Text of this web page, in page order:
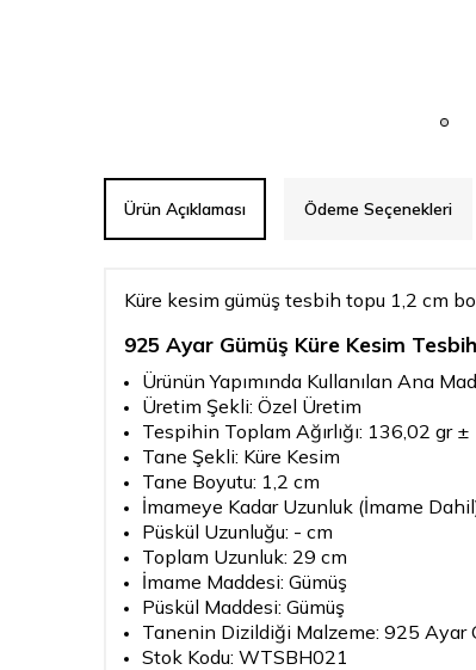
Ürün Açıklaması Ödeme Seçenekleri
Küre kesim gümüş tesbih topu 1,2 cm
925 Ayar Gümüş Küre Kesim
Ürünün Yapımında Kullanılan Ana
Üretim Şekli: Özel Üretim
Tespihin Toplam Ağırlığı: 136,02 gr ±
Tane Şekli: Küre Kesim
Tane Boyutu: 1,2 cm
İmameye Kadar Uzunluk (İmame
Püskül Uzunluğu: - cm
Toplam Uzunluk: 29 cm
İmame Maddesi: Gümüş
Püskül Maddesi: Gümüş
Tanenin Dizildiği Malzeme: 925 Ayar
Stok Kodu: WTSBH021